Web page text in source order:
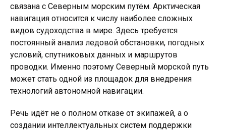
связана с Северным морским путём. Арктическая
навигация относится к числу наиболее сложных
видов судоходства в мире. Здесь требуется
постоянный анализ ледовой обстановки, погодных
условий, спутниковых данных и маршрутов
проводки. Именно поэтому Северный морской путь
может стать одной из площадок для внедрения
технологий автономной навигации.
Речь идёт не о полном отказе от экипажей, а о
создании интеллектуальных систем поддержки